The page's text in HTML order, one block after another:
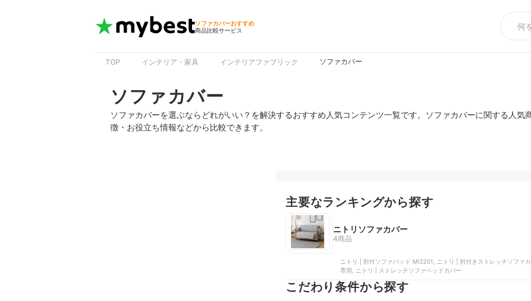
ソファカバーおすすめ
商品比較サービス
TOP インテリア・家具 インテリアファブリック ソファカバー
ソファカバー
ソファカバーを選ぶならどれがいい？を解決するおすすめ人気コンテンツ一覧です。ソファカバーに関する人気
徴・お役立ち情報などから比較できます。
主要なランキングから探す
ニトリソファカバー
4商品
ニトリ | 肘付ソファパッド MI2201, ニトリ | 肘付きストレッチソファ
専用, ニトリ | ストレッチソファベッドカバー
こだわり条件から探す